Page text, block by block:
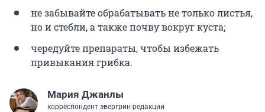
не забывайте обрабатывать не только листья,
но и стебли, а также почву вокруг куста;
чередуйте препараты, чтобы избежать
привыкания грибка.
Мария Джанлы
корреспондент эвергрин-редакции